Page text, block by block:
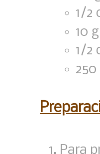
1/2
10
1/2
Para